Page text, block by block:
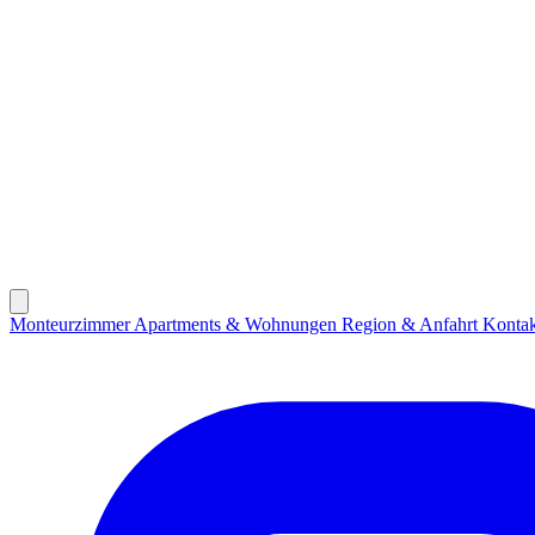
MonteurzimmerApartments & Wohnungen Region & Anfahrt